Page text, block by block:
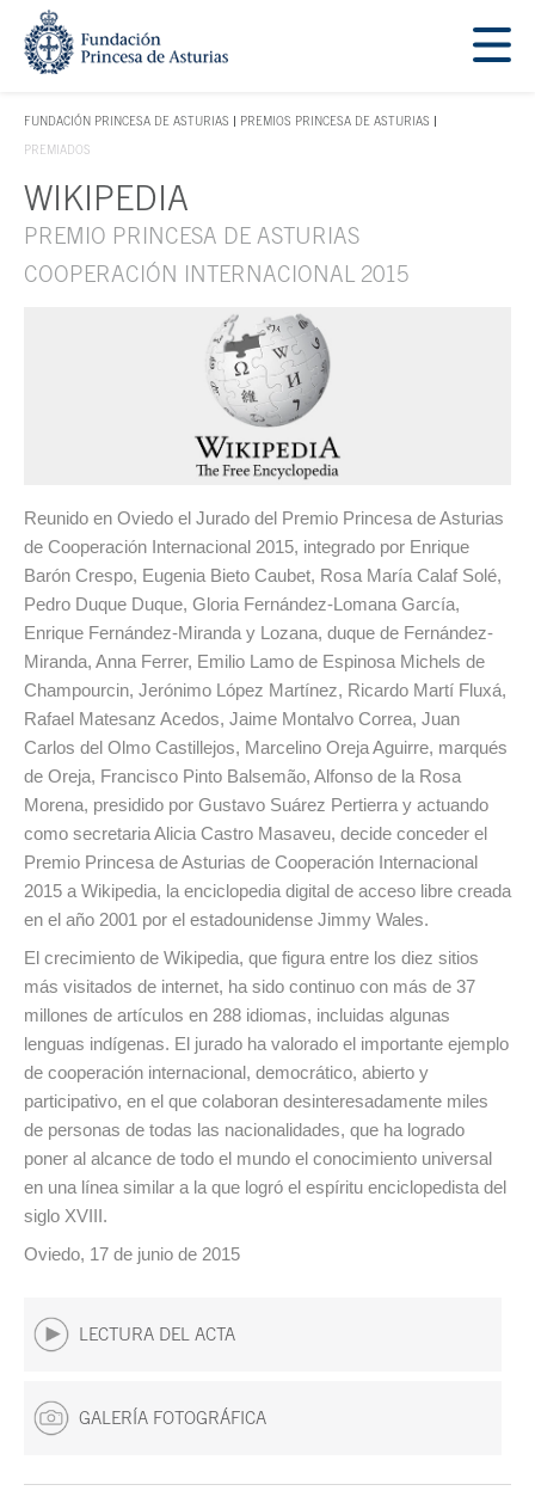
Saltar navegación. Ir directamente al contenido principal
FUNDACIÓN PRINCESA DE ASTURIAS
TECLA DE ACCESO 1
PREMIOS PRINCESA DE ASTURIAS
PREMIADOS
Contenido principal
WIKIPEDIA
PREMIO PRINCESA DE ASTURIAS
COOPERACIÓN INTERNACIONAL 2015
Reunido en Oviedo el Jurado del Premio Princesa de Asturias
de Cooperación Internacional 2015, integrado por Enrique
Barón Crespo, Eugenia Bieto Caubet, Rosa María Calaf Solé,
Pedro Duque Duque, Gloria Fernández-Lomana García,
Enrique Fernández-Miranda y Lozana, duque de Fernández-
Miranda, Anna Ferrer, Emilio Lamo de Espinosa Michels de
Champourcin, Jerónimo López Martínez, Ricardo Martí Fluxá,
Rafael Matesanz Acedos, Jaime Montalvo Correa, Juan
Carlos del Olmo Castillejos, Marcelino Oreja Aguirre, marqués
de Oreja, Francisco Pinto Balsemão, Alfonso de la Rosa
Morena, presidido por Gustavo Suárez Pertierra y actuando
como secretaria Alicia Castro Masaveu, decide conceder el
Premio Princesa de Asturias de Cooperación Internacional
2015 a Wikipedia, la enciclopedia digital de acceso libre creada
en el año 2001 por el estadounidense Jimmy Wales.
El crecimiento de Wikipedia, que figura entre los diez sitios
más visitados de internet, ha sido continuo con más de 37
millones de artículos en 288 idiomas, incluidas algunas
lenguas indígenas. El jurado ha valorado el importante ejemplo
de cooperación internacional, democrático, abierto y
participativo, en el que colaboran desinteresadamente miles
de personas de todas las nacionalidades, que ha logrado
poner al alcance de todo el mundo el conocimiento universal
en una línea similar a la que logró el espíritu enciclopedista del
siglo XVIII.
Oviedo, 17 de junio de 2015
LECTURA DEL ACTA
GALERÍA FOTOGRÁFICA